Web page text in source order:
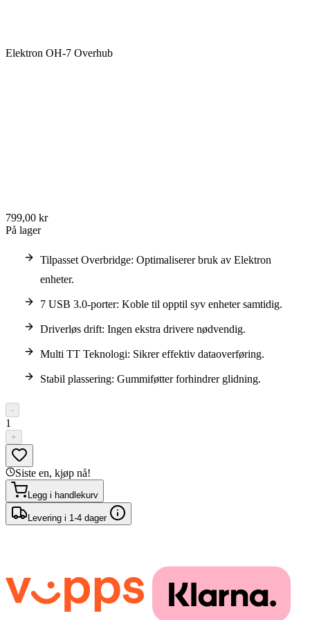
Elektron OH-7 Overhub
799,00 kr
På lager
Tilpasset Overbridge: Optimaliserer bruk av Elektron
enheter.
7 USB 3.0-porter: Koble til opptil syv enheter samtidig.
Driverløs drift: Ingen ekstra drivere nødvendig.
Multi TT Teknologi: Sikrer effektiv dataoverføring.
Stabil plassering: Gummiføtter forhindrer glidning.
-
1
+
Siste en, kjøp nå!
Legg i handlekurv
Levering i 1-4 dager